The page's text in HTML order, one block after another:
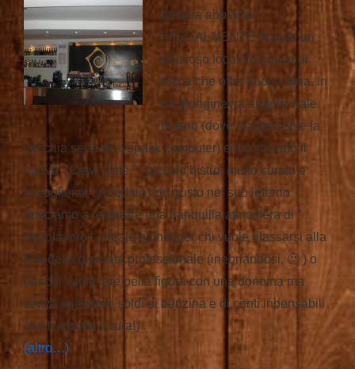
stavolta abbiamo
CASUALMENTE trovato un
delizioso localino nuovo di
zecca che offre buona birra. In
via Monginevra angolo viale
Tirreno (dove era presente la
vecchia sede di syspack computer) ecco scovato il
nuovo ” Crew Cafè ” , piccolo bistrot molto curato e
accogliente . Arredato con gusto nel suo interno
riusciamo a respirare una tranquilla atmosfera di ”
dopolavoro “. Ideale quindi per chi vuole rilassarsi alla
fine della giornata professionale (inebriandosi, 🙂 ) o
per chi vuole fare bella figura con una donnina ma
senza spendere soldi di benzina e di conti inpensabili
(vai lì a botta sicura!) .
(altro…)